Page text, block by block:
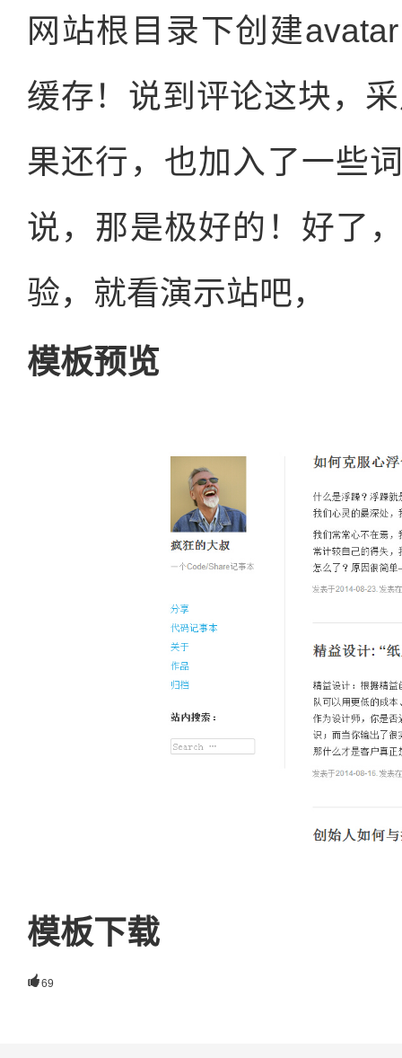
网站根目录下创建
缓存！说到评论这块，
果还行，也加入了一些
说，那是极好的！好了
验，就看演示站吧，
模板预览
模板下载
69